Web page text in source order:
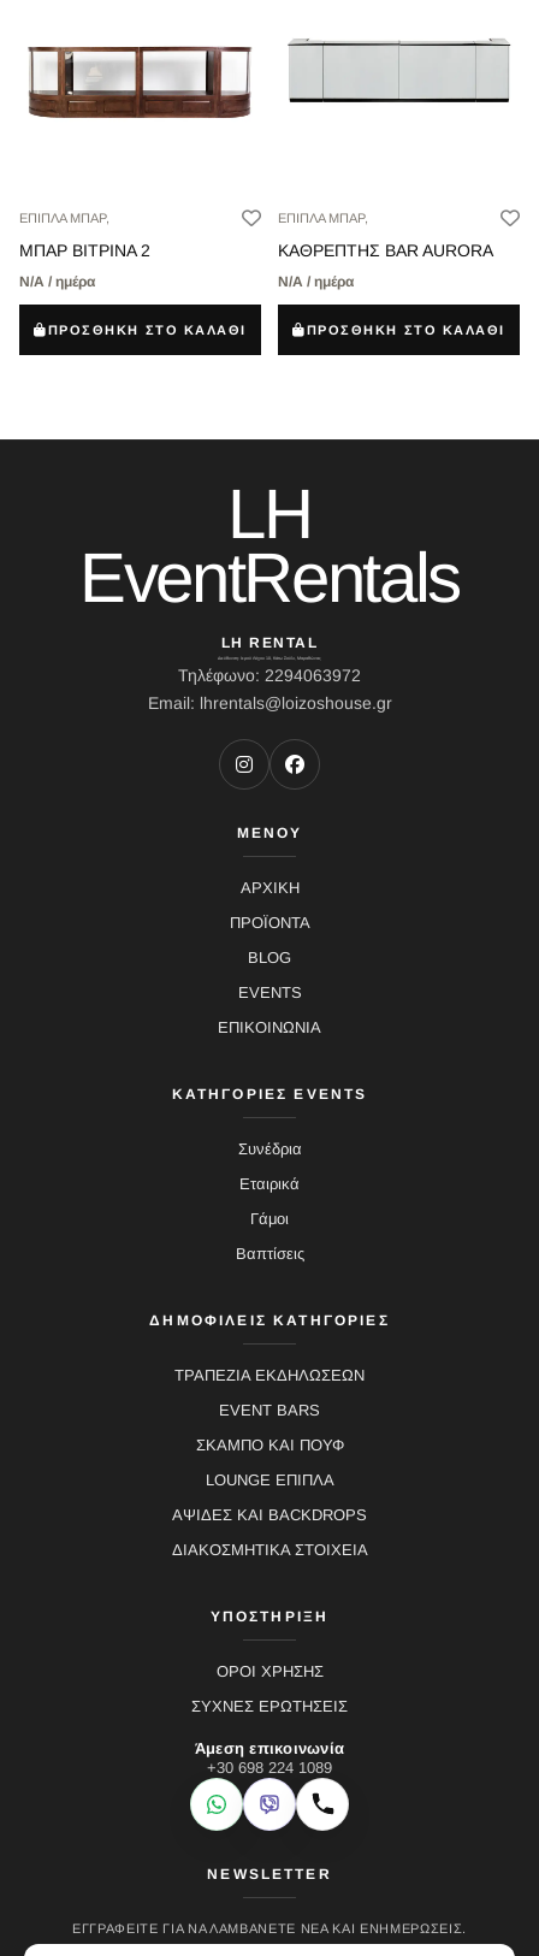
ΕΠΙΠΛΑ ΜΠΑΡ,
ΜΠΑΡ ΒΙΤΡΙΝΑ 2
Ν/Α / ημέρα
ΠΡΟΣΘΗΚΗ ΣΤΟ ΚΑΛΑΘΙ
ΕΠΙΠΛΑ ΜΠΑΡ,
ΚΑΘΡΕΠΤΗΣ BAR AURORA
Ν/Α / ημέρα
ΠΡΟΣΘΗΚΗ ΣΤΟ ΚΑΛΑΘΙ
LH
EventRentals
LH RENTAL
Διεύθυνση: Ιερού Λόχου 10, Κάτω Σούλι, Μαραθώνας
Τηλέφωνο: 2294063972
Email: lhrentals@loizoshouse.gr
ΜΕΝΟΥ
ΑΡΧΙΚΗ
ΠΡΟΪΟΝΤΑ
BLOG
EVENTS
ΕΠΙΚΟΙΝΩΝΙΑ
ΚΑΤΗΓΟΡΙΕΣ EVENTS
Συνέδρια
Εταιρικά
Γάμοι
Βαπτίσεις
ΔΗΜΟΦΙΛΕΙΣ ΚΑΤΗΓΟΡΙΕΣ
ΤΡΑΠΕΖΙΑ ΕΚΔΗΛΩΣΕΩΝ
EVENT BARS
ΣΚΑΜΠΟ ΚΑΙ ΠΟΥΦ
LOUNGE ΕΠΙΠΛΑ
ΑΨΙΔΕΣ ΚΑΙ BACKDROPS
ΔΙΑΚΟΣΜΗΤΙΚΑ ΣΤΟΙΧΕΙΑ
ΥΠΟΣΤΗΡΙΞΗ
ΟΡΟΙ ΧΡΗΣΗΣ
ΣΥΧΝΕΣ ΕΡΩΤΗΣΕΙΣ
Άμεση επικοινωνία
+30 698 224 1089
WhatsApp
Viber Κλήση
NEWSLETTER
ΕΓΓΡΑΦΕΊΤΕ ΓΙΑ ΝΑ ΛΑΜΒΆΝΕΤΕ ΝΈΑ ΚΑΙ ΕΝΗΜΕΡΏΣΕΙΣ.